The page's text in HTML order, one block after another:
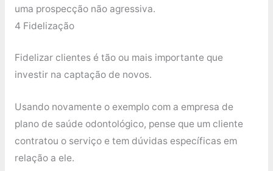
uma prospecção não agressiva.
4 Fidelização
Fidelizar clientes é tão ou mais importante que
investir na captação de novos.
Usando novamente o exemplo com a empresa de
plano de saúde odontológico, pense que um cliente
contratou o serviço e tem dúvidas específicas em
relação a ele.